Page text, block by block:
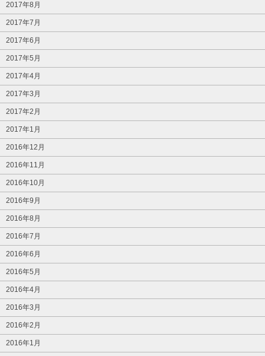
2017年8月
2017年7月
2017年6月
2017年5月
2017年4月
2017年3月
2017年2月
2017年1月
2016年12月
2016年11月
2016年10月
2016年9月
2016年8月
2016年7月
2016年6月
2016年5月
2016年4月
2016年3月
2016年2月
2016年1月